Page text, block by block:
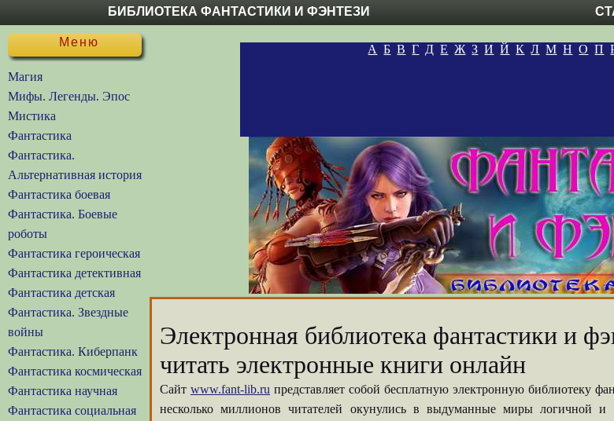
БИБЛИОТЕКА ФАНТАСТИКИ И ФЭНТЕЗИ
Меню
Магия
Мифы. Легенды. Эпос
Мистика
Фантастика
Фантастика.
Альтернативная история
Фантастика боевая
Фантастика. Боевые
роботы
Фантастика героическая
Фантастика детективная
Фантастика детская
Фантастика. Звездные
войны
Фантастика. Киберпанк
Фантастика космическая
Фантастика научная
Фантастика социальная
А Б В Г Д Е Ж З И Й К Л М Н О П
Электронная библиотека фантастики и
читать электронные книги онлайн
Сайт www.fant-lib.ru представляет собой бесплатную электронную библиотеку
несколько миллионов читателей окунулись в выдуманные миры логичной